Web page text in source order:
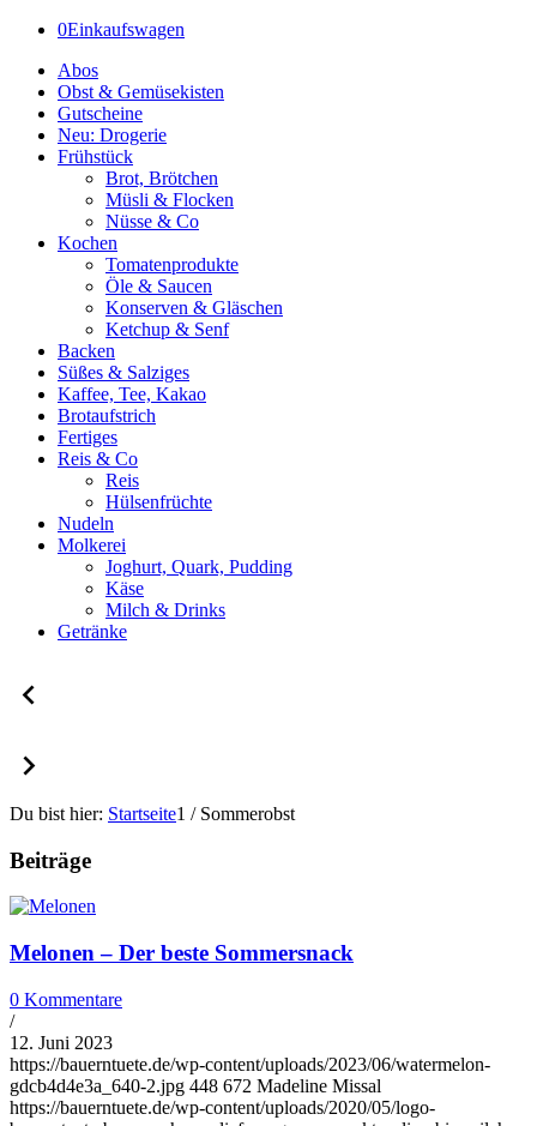
0Einkaufswagen
Abos
Obst & Gemüsekisten
Gutscheine
Neu: Drogerie
Frühstück
Brot, Brötchen
Müsli & Flocken
Nüsse & Co
Kochen
Tomatenprodukte
Öle & Saucen
Konserven & Gläschen
Ketchup & Senf
Backen
Süßes & Salziges
Kaffee, Tee, Kakao
Brotaufstrich
Fertiges
Reis & Co
Reis
Hülsenfrüchte
Nudeln
Molkerei
Joghurt, Quark, Pudding
Käse
Milch & Drinks
Getränke
Du bist hier: Startseite1 / Sommerobst
Beiträge
Melonen – Der beste Sommersnack
0 Kommentare
/
12. Juni 2023
https://bauerntuete.de/wp-content/uploads/2023/06/watermelon-
gdcb4d4e3a_640-2.jpg 448 672 Madeline Missal
https://bauerntuete.de/wp-content/uploads/2020/05/logo-